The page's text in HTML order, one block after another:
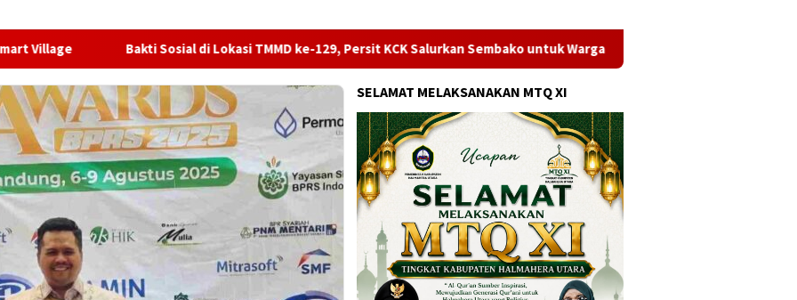
Bakti Sosial di Lokasi TMMD ke-129, Persit KCK Salurkan Sembako untuk Warga Penghuni RTLH
SELAMAT MELAKSANAKAN MTQ XI